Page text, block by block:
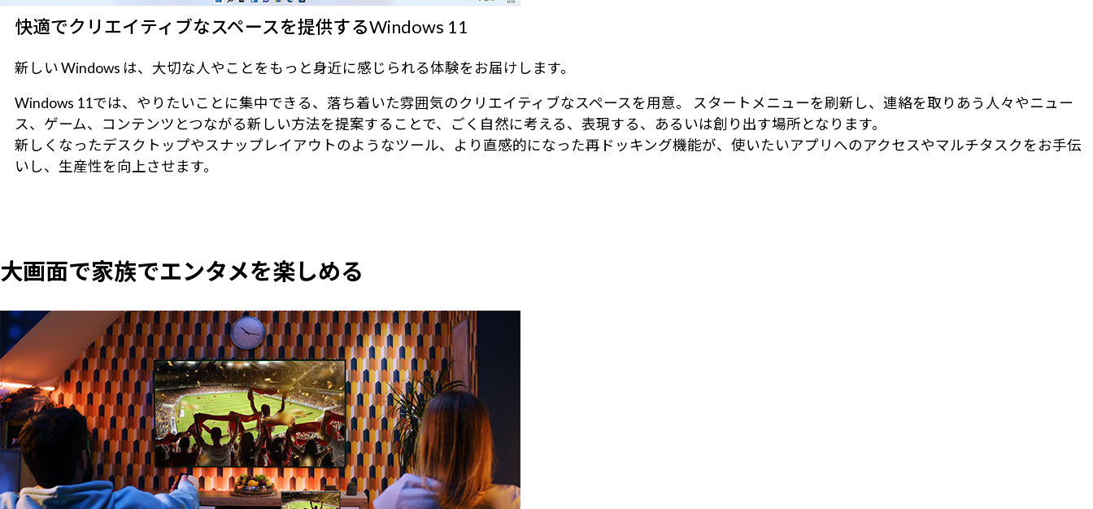
快適でクリエイティブなスペースを提供するWindows 11
新しい Windows は、大切な人やことをもっと身近に感じられる体験をお届けします。
Windows 11では、やりたいことに集中できる、落ち着いた雰囲気のクリエイティブなスペースを用意。 スタートメニューを刷新し、連絡を取りあう人々やニュー
ス、ゲーム、コンテンツとつながる新しい方法を提案することで、ごく自然に考える、表現する、あるいは創り出す場所となります。
新しくなったデスクトップやスナップレイアウトのようなツール、より直感的になった再ドッキング機能が、使いたいアプリへのアクセスやマルチタスクをお手伝
いし、生産性を向上させます。
大画面で家族でエンタメを楽しめる